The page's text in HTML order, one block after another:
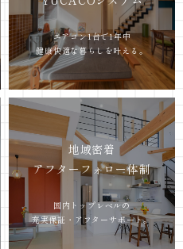
エアコン1台で1年中
健康快適な暮らしを叶える。
地域密着
アフターフォロー体制
国内トップレベルの
充実保証・アフターサポート。